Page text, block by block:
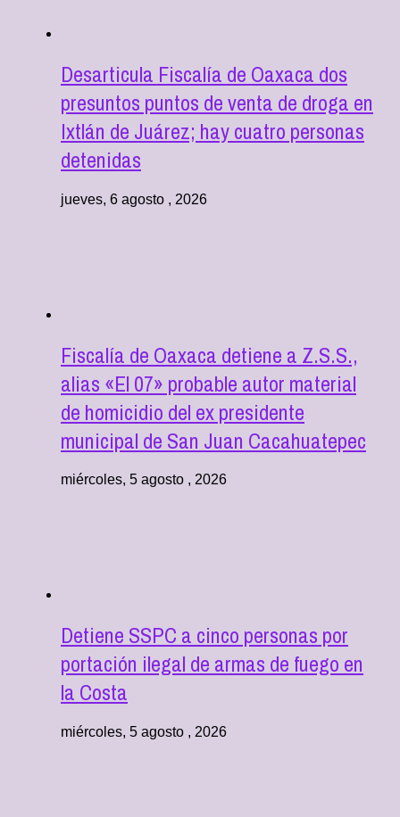
Desarticula Fiscalía de Oaxaca dos
presuntos puntos de venta de droga en
Ixtlán de Juárez; hay cuatro personas
detenidas
jueves, 6 agosto , 2026
Fiscalía de Oaxaca detiene a Z.S.S.,
alias «El 07» probable autor material
de homicidio del ex presidente
municipal de San Juan Cacahuatepec
miércoles, 5 agosto , 2026
Detiene SSPC a cinco personas por
portación ilegal de armas de fuego en
la Costa
miércoles, 5 agosto , 2026